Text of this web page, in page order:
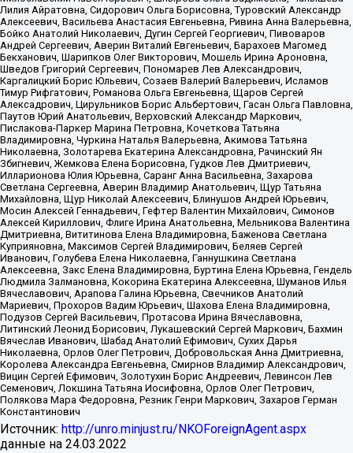
Лилия Айратовна, Сидорович Ольга Борисовна, Туровский Александр
Алексеевич, Васильева Анастасия Евгеньевна, Ривина Анна Валерьевна,
Бойко Анатолий Николаевич, Дугин Сергей Георгиевич, Пивоваров
Андрей Сергеевич, Аверин Виталий Евгеньевич, Барахоев Магомед
Бекханович, Шарипков Олег Викторович, Мошель Ирина Ароновна,
Шведов Григорий Сергеевич, Пономарев Лев Александрович,
Каргалицкий Борис Юльевич, Созаев Валерий Валерьевич, Исламов
Тимур Рифгатович, Романова Ольга Евгеньевна, Щаров Сергей
Алексадрович, Цирульников Борис Альбертович, Гасан Ольга Павловна,
Паутов Юрий Анатольевич, Верховский Александр Маркович,
Пислакова-Паркер Марина Петровна, Кочеткова Татьяна
Владимировна, Чуркина Наталья Валерьевна, Акимова Татьяна
Николаевна, Золотарева Екатерина Александровна, Рачинский Ян
Збигневич, Жемкова Елена Борисовна, Гудков Лев Дмитриевич,
Илларионова Юлия Юрьевна, Саранг Анна Васильевна, Захарова
Светлана Сергеевна, Аверин Владимир Анатольевич, Щур Татьяна
Михайловна, Щур Николай Алексеевич, Блинушов Андрей Юрьевич,
Мосин Алексей Геннадьевич, Гефтер Валентин Михайлович, Симонов
Алексей Кириллович, Флиге Ирина Анатольевна, Мельникова Валентина
Дмитриевна, Вититинова Елена Владимировна, Баженова Светлана
Куприяновна, Максимов Сергей Владимирович, Беляев Сергей
Иванович, Голубева Елена Николаевна, Ганнушкина Светлана
Алексеевна, Закс Елена Владимировна, Буртина Елена Юрьевна, Гендель
Людмила Залмановна, Кокорина Екатерина Алексеевна, Шуманов Илья
Вячеславович, Арапова Галина Юрьевна, Свечников Анатолий
Мариевич, Прохоров Вадим Юрьевич, Шахова Елена Владимировна,
Подузов Сергей Васильевич, Протасова Ирина Вячеславовна,
Литинский Леонид Борисович, Лукашевский Сергей Маркович, Бахмин
Вячеслав Иванович, Шабад Анатолий Ефимович, Сухих Дарья
Николаевна, Орлов Олег Петрович, Добровольская Анна Дмитриевна,
Королева Александра Евгеньевна, Смирнов Владимир Александрович,
Вицин Сергей Ефимович, Золотухин Борис Андреевич, Левинсон Лев
Семенович, Локшина Татьяна Иосифовна, Орлов Олег Петрович,
Полякова Мара Федоровна, Резник Генри Маркович, Захаров Герман
Константинович
Источник: http://unro.minjust.ru/NKOForeignAgent.aspx
данные на 24.03.2022